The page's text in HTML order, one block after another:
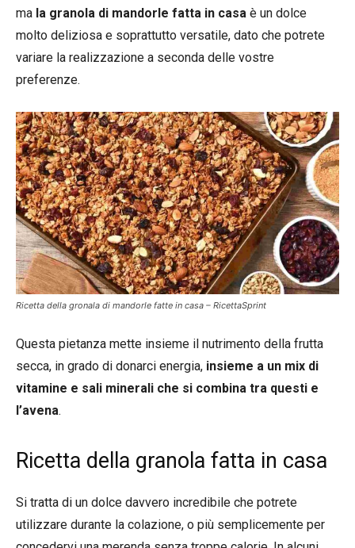
ma la granola di mandorle fatta in casa è un dolce
molto deliziosa e soprattutto versatile, dato che potrete
variare la realizzazione a seconda delle vostre
preferenze.
Ricetta della gronala di mandorle fatte in casa – RicettaSprint
Questa pietanza mette insieme il nutrimento della frutta
secca, in grado di donarci energia, insieme a un mix di
vitamine e sali minerali che si combina tra questi e
l’avena.
Ricetta della granola fatta in casa
Si tratta di un dolce davvero incredibile che potrete
utilizzare durante la colazione, o più semplicemente per